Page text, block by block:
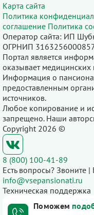
Карта сайта
Политика
соглашение Политика
Оператор сайта: ИП
ОГРНИП
Портал является
оказывает медицинских
Информация о
предоставленным
источников.
Любое копирование и
запрещено. Наши
Copyright 2026 ©
8 (800) 100-41-89
Есть вопросы? Звоните
info@vsepansionati.ru
Техническая поддержка
Поможем